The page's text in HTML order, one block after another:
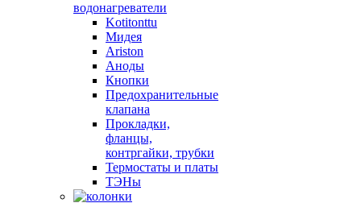
водонагреватели
Kotitonttu
Мидея
Ariston
Аноды
Кнопки
Предохранительные
клапана
Прокладки,
фланцы,
контргайки, трубки
Термостаты и платы
ТЭНы